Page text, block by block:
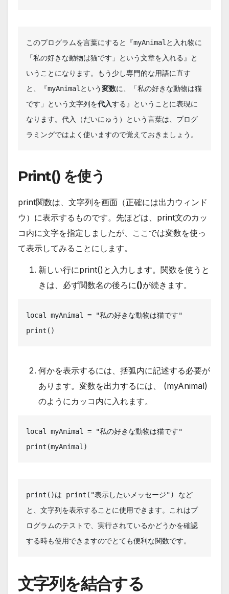
このプログラムを言葉にすると『myAnimalと入れ物に
「私の好きな動物は猫です」という文章を入れる』と
いうことになります。もう少し専門的な用語に直す
と、『myAnimalという変数に、「私の好きな動物は猫
です」という文字列を代入する』ということに表現に
なります。代入（だいにゅう）という言葉は、プログ
ラミングではよく使いますので覚えておきましょう。
Print() を使う
print関数は、文字列を画面（正確には出力ウィンド
ウ）に表示するものです。先ほどは、print文のカッ
コ内に文字を指定しましたが、ここでは変数を使っ
て表示してみることにします。
新しい行にprint()と入力します。関数を使うと
きは、必ず関数名の後ろに()が続きます。
local myAnimal = "私の好きな動物は猫です"
print()
何かを表示するには、括弧内に記述する必要が
あります。変数を出力するには、 (myAnimal)
のようにカッコ内に入れます。
local myAnimal = "私の好きな動物は猫です"
print(myAnimal)
print()は print("表示したいメッセージ") など
と、文字列を表示することに使用できます。これはプ
ログラムのテストで、実行されているかどうかを確認
する時も使用できますのでとても便利な関数です。
文字列を結合する